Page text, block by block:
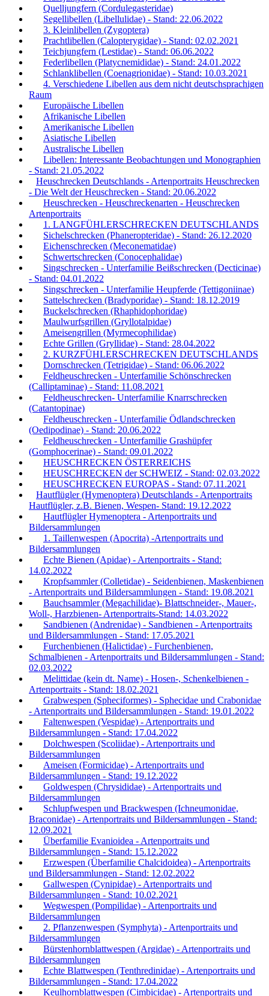
Quelljungfern (Cordulegasteridae)
Segellibellen (Libellulidae) - Stand: 22.06.2022
3. Kleinlibellen (Zygoptera)
Prachtlibellen (Calopterygidae) - Stand: 02.02.2021
Teichjungfern (Lestidae) - Stand: 06.06.2022
Federlibellen (Platycnemididae) - Stand: 24.01.2022
Schlanklibellen (Coenagrionidae) - Stand: 10.03.2021
4. Verschiedene Libellen aus dem nicht deutschsprachigen
Raum
Europäische Libellen
Afrikanische Libellen
Amerikanische Libellen
Asiatische Libellen
Australische Libellen
Libellen: Interessante Beobachtungen und Monographien
- Stand: 21.05.2022
Heuschrecken Deutschlands - Artenportraits Heuschrecken
- Die Welt der Heuschrecken - Stand: 20.06.2022
Heuschrecken - Heuschreckenarten - Heuschrecken
Artenportraits
1. LANGFÜHLERSCHRECKEN DEUTSCHLANDS
Sichelschrecken (Phaneropteridae) - Stand: 26.12.2020
Eichenschrecken (Meconematidae)
Schwertschrecken (Conocephalidae)
Singschrecken - Unterfamilie Beißschrecken (Decticinae)
- Stand: 04.01.2022
Singschrecken - Unterfamilie Heupferde (Tettigoniinae)
Sattelschrecken (Bradyporidae) - Stand: 18.12.2019
Buckelschrecken (Rhaphidophoridae)
Maulwurfsgrillen (Gryllotalpidae)
Ameisengrillen (Myrmecophilidae)
Echte Grillen (Gryllidae) - Stand: 28.04.2022
2. KURZFÜHLERSCHRECKEN DEUTSCHLANDS
Dornschrecken (Tetrigidae) - Stand: 06.06.2022
Feldheuschrecken - Unterfamilie Schönschrecken
(Calliptaminae) - Stand: 11.08.2021
Feldheuschrecken- Unterfamilie Knarrschrecken
(Catantopinae)
Feldheuschrecken - Unterfamilie Ödlandschrecken
(Oedipodinae) - Stand: 20.06.2022
Feldheuschrecken - Unterfamilie Grashüpfer
(Gomphocerinae) - Stand: 09.01.2022
HEUSCHRECKEN ÖSTERREICHS
HEUSCHRECKEN der SCHWEIZ - Stand: 02.03.2022
HEUSCHRECKEN EUROPAS - Stand: 07.11.2021
Hautflügler (Hymenoptera) Deutschlands - Artenportraits
Hautflügler, z.B. Bienen, Wespen- Stand: 19.12.2022
Hautflügler Hymenoptera - Artenportraits und
Bildersammlungen
1. Taillenwespen (Apocrita) -Artenportraits und
Bildersammlungen
Echte Bienen (Apidae) - Artenportraits - Stand:
14.02.2022
Kropfsammler (Colletidae) - Seidenbienen, Maskenbienen
- Artenportraits und Bildersammlungen - Stand: 19.08.2021
Bauchsammler (Megachilidae)- Blattschneider-, Mauer-,
Woll-, Harzbienen- Artenportraits-Stand: 14.03.2022
Sandbienen (Andrenidae) - Sandbienen - Artenportraits
und Bildersammlungen - Stand: 17.05.2021
Furchenbienen (Halictidae) - Furchenbienen,
Schmalbienen - Artenportraits und Bildersammlungen - Stand:
02.03.2022
Melittidae (kein dt. Name) - Hosen-, Schenkelbienen -
Artenportraits - Stand: 18.02.2021
Grabwespen (Spheciformes) - Sphecidae und Crabonidae
- Artenportraits und Bildersammlungen - Stand: 19.01.2022
Faltenwespen (Vespidae) - Artenportraits und
Bildersammlungen - Stand: 17.04.2022
Dolchwespen (Scoliidae) - Artenportraits und
Bildersammlungen
Ameisen (Formicidae) - Artenportraits und
Bildersammlungen - Stand: 19.12.2022
Goldwespen (Chrysididae) - Artenportraits und
Bildersammlungen
Schlupfwespen und Brackwespen (Ichneumonidae,
Braconidae) - Artenportraits und Bildersammlungen - Stand:
12.09.2021
Überfamilie Evanioidea - Artenportraits und
Bildersammlungen - Stand: 15.12.2022
Erzwespen (Überfamilie Chalcidoidea) - Artenportraits
und Bildersammlungen - Stand: 12.02.2022
Gallwespen (Cynipidae) - Artenportraits und
Bildersammlungen - Stand: 10.02.2021
Wegwespen (Pompilidae) - Artenportraits und
Bildersammlungen
2. Pflanzenwespen (Symphyta) - Artenportraits und
Bildersammlungen
Bürstenhornblattwespen (Argidae) - Artenportraits und
Bildersammlungen
Echte Blattwespen (Tenthredinidae) - Artenportraits und
Bildersammlungen - Stand: 17.04.2022
Keulhornblattwespen (Cimbicidae) - Artenportraits und